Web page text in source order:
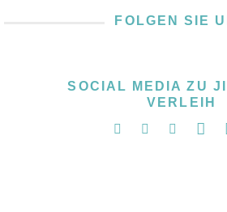
FOLGEN SIE
SOCIAL MEDIA ZU
VERLEIH